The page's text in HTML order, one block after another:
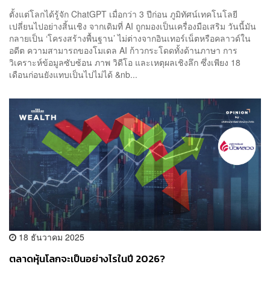
ตั้งแต่โลกได้รู้จัก ChatGPT เมื่อกว่า 3 ปีก่อน ภูมิทัศน์เทคโนโลยี
เปลี่ยนไปอย่างสิ้นเชิง จากเดิมที่ AI ถูกมองเป็นเครื่องมือเสริม วันนี้มัน
กลายเป็น ‘โครงสร้างพื้นฐาน’ ไม่ต่างจากอินเทอร์เน็ตหรือคลาวด์ใน
อดีต ความสามารถของโมเดล AI ก้าวกระโดดทั้งด้านภาษา การ
วิเคราะห์ข้อมูลซับซ้อน ภาพ วิดีโอ และเหตุผลเชิงลึก ซึ่งเพียง 18
เดือนก่อนยังแทบเป็นไปไม่ได้ &nb...
18 ธันวาคม 2025
ตลาดหุ้นโลกจะเป็นอย่างไรในปี 2026?